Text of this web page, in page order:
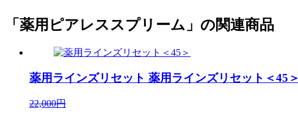
「薬用ピアレススプリーム」の関連商品
薬用ラインズリセット 薬用ラインズリセット＜45＞
22,000円